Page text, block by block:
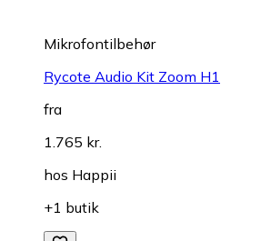
Mikrofontilbehør
Rycote Audio Kit Zoom H1
fra
1.765 kr.
hos Happii
+1 butik